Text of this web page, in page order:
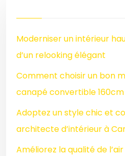
Moderniser un intérieur
d’un relooking élégant
Comment choisir un bon
canapé convertible
Adoptez un style chic et
architecte d’intérieur à
Améliorez la qualité de